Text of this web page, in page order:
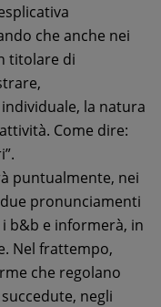
che anche nei
titolare di
la natura
Come dire:
puntualmente, nei
pronunciamenti
b&b e informerà, in
Nel frattempo,
che regolano
negli